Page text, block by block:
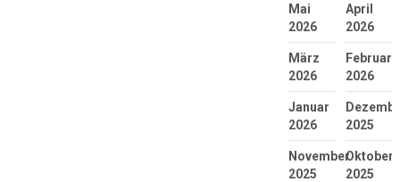
Mai
2026
April
2026
März
2026
Februar
2026
Januar
2026
2025
November
2025
Oktober
2025